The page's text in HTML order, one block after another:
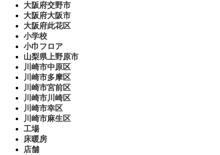
大阪府交野市
大阪府大阪市
大阪府此花区
小学校
小巾フロア
山梨県上野原市
川崎市中原区
川崎市多摩区
川崎市宮前区
川崎市川崎区
川崎市幸区
川崎市麻生区
工場
床暖房
店舗